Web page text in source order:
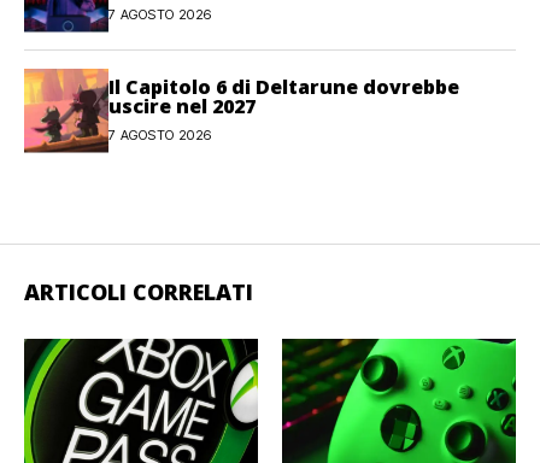
7 AGOSTO 2026
Il Capitolo 6 di Deltarune dovrebbe
uscire nel 2027
7 AGOSTO 2026
ARTICOLI CORRELATI